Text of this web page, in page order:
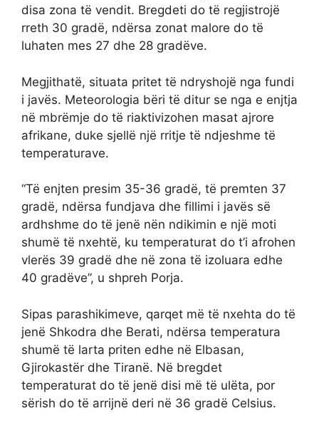
disa zona të vendit. Bregdeti do të regjistrojë
rreth 30 gradë, ndërsa zonat malore do të
luhaten mes 27 dhe 28 gradëve.
Megjithatë, situata pritet të ndryshojë nga fundi
i javës. Meteorologia bëri të ditur se nga e enjtja
në mbrëmje do të riaktivizohen masat ajrore
afrikane, duke sjellë një rritje të ndjeshme të
temperaturave.
“Të enjten presim 35-36 gradë, të premten 37
gradë, ndërsa fundjava dhe fillimi i javës së
ardhshme do të jenë nën ndikimin e një moti
shumë të nxehtë, ku temperaturat do t’i afrohen
vlerës 39 gradë dhe në zona të izoluara edhe
40 gradëve”, u shpreh Porja.
Sipas parashikimeve, qarqet më të nxehta do të
jenë Shkodra dhe Berati, ndërsa temperatura
shumë të larta priten edhe në Elbasan,
Gjirokastër dhe Tiranë. Në bregdet
temperaturat do të jenë disi më të ulëta, por
sërish do të arrijnë deri në 36 gradë Celsius.